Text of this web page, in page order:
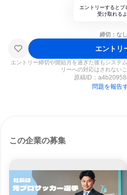
エントリーするとプ
受け取れる
締切：なし
エントリ
エントリー締切や開始月を過ぎた後もシステ
リーへの対応はされない
原稿ID：
問題を報告
この企業の募集